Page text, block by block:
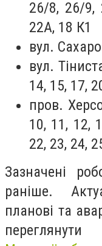
26/8, 26/9,
22А, 18 К1
вул.
вул.
14, 15, 17,
пров.
10, 11, 12,
22, 23, 24,
Зазначені
раніше.
планові та